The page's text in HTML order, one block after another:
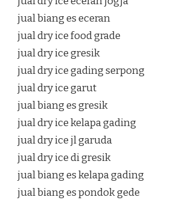
jual biang es eceran
jual dry ice food grade
jual dry ice gresik
jual dry ice gading serpong
jual dry ice garut
jual biang es gresik
jual dry ice kelapa gading
jual dry ice jl garuda
jual dry ice di gresik
jual biang es kelapa gading
jual biang es pondok gede